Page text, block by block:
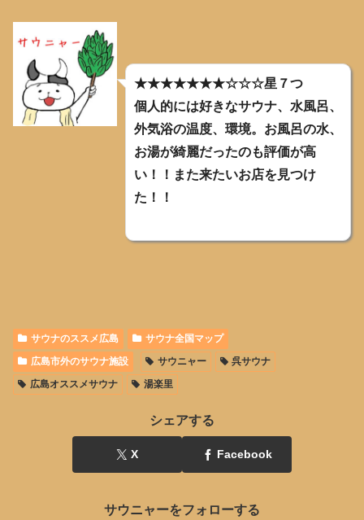
★★★★★★★☆☆☆星７つ
個人的には好きなサウナ、水風呂、
外気浴の温度、環境。お風呂の水、
お湯が綺麗だったのも評価が高
い！！また来たいお店を見つけ
た！！
サウナのススメ広島
サウナ全国マップ
広島市外のサウナ施設
サウニャー
呉サウナ
広島オススメサウナ
湯楽里
シェアする
X Facebook
サウニャーをフォローする